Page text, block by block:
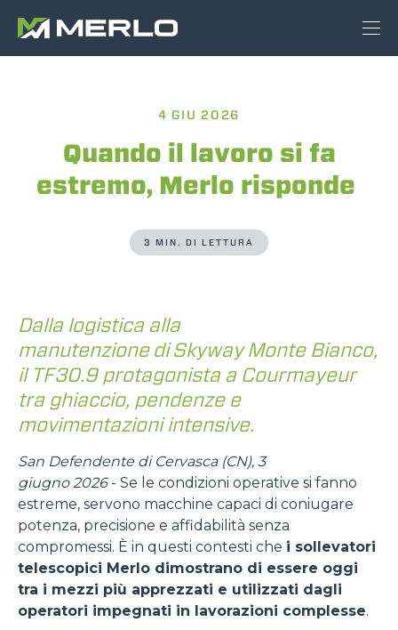
4 GIU 2026
Quando il lavoro si fa
estremo, Merlo risponde
3 MIN. DI LETTURA
Dalla logistica alla
manutenzione di Skyway Monte Bianco,
il TF30.9 protagonista a Courmayeur
tra ghiaccio, pendenze e
movimentazioni intensive.
San Defendente di Cervasca (CN), 3
giugno 2026- Se le condizioni operative si fanno
estreme, servono macchine capaci di coniugare
potenza, precisione e affidabilità senza
compromessi. È in questi contesti che i sollevatori
telescopici Merlo dimostrano di essere oggi
tra i mezzi più apprezzati e utilizzati dagli
operatori impegnati in lavorazioni complesse.